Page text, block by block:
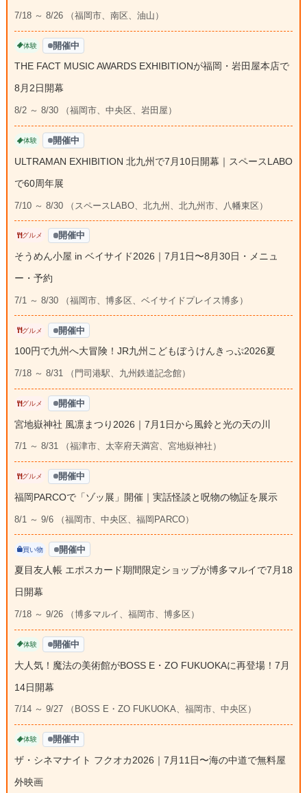
7/18 ～ 8/26 （福岡市、南区、油山）
体験 開催中
THE FACT MUSIC AWARDS EXHIBITIONが福岡・岩田屋本店で
8月2日開幕
8/2 ～ 8/30 （福岡市、中央区、岩田屋）
体験 開催中
ULTRAMAN EXHIBITION 北九州で7月10日開幕｜スペースLABO
で60周年展
7/10 ～ 8/30 （スペースLABO、北九州、北九州市、八幡東区）
グルメ 開催中
そうめん小屋 in ベイサイド2026｜7月1日〜8月30日・メニュ
ー・予約
7/1 ～ 8/30 （福岡市、博多区、ベイサイドプレイス博多）
グルメ 開催中
100円で九州へ大冒険！JR九州こどもぼうけんきっぷ2026夏
7/18 ～ 8/31 （門司港駅、九州鉄道記念館）
グルメ 開催中
宮地嶽神社 風凛まつり2026｜7月1日から風鈴と光の天の川
7/1 ～ 8/31 （福津市、太宰府天満宮、宮地嶽神社）
グルメ 開催中
福岡PARCOで「ゾッ展」開催｜実話怪談と呪物の物証を展示
8/1 ～ 9/6 （福岡市、中央区、福岡PARCO）
買い物 開催中
夏目友人帳 エポスカード期間限定ショップが博多マルイで7月18
日開幕
7/18 ～ 9/26 （博多マルイ、福岡市、博多区）
体験 開催中
大人気！魔法の美術館がBOSS E・ZO FUKUOKAに再登場！7月
14日開幕
7/14 ～ 9/27 （BOSS E・ZO FUKUOKA、福岡市、中央区）
体験 開催中
ザ・シネマナイト フクオカ2026｜7月11日〜海の中道で無料屋
外映画